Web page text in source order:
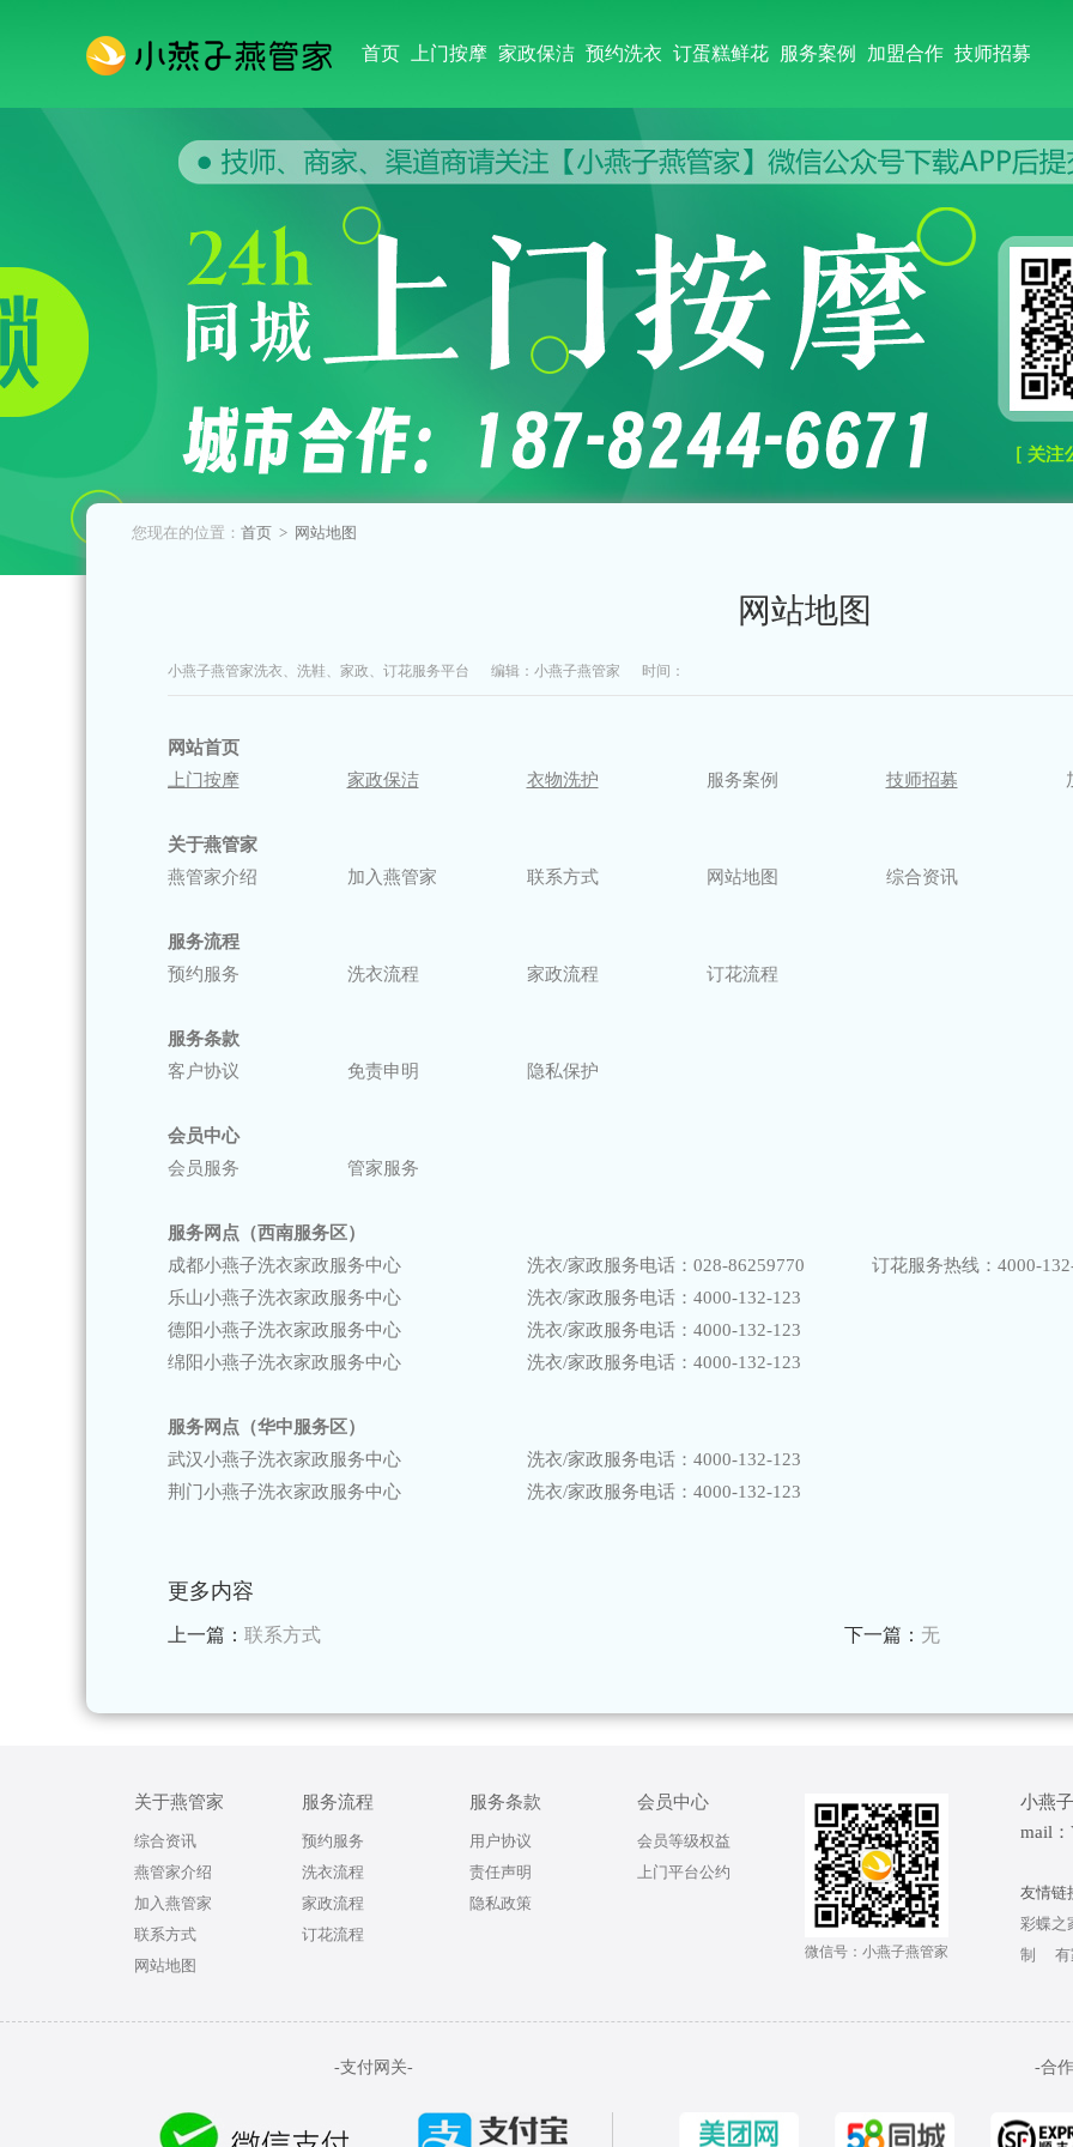
首页 上门按摩 家政保洁 预约洗衣 订蛋糕鲜花 服务案例 加盟合作 技师招募
您现在的位置： 首页 > 网站地图
网站地图
小燕子燕管家洗衣、洗鞋、家政、订花服务平台 编辑：小燕子燕管家 时间：
网站首页
上门按摩
家政保洁 衣物洗护 服务案例 技师招募
关于燕管家
燕管家介绍
加入燕管家 联系方式 网站地图 综合资讯
服务流程
预约服务
洗衣流程 家政流程 订花流程
服务条款
客户协议
免责申明 隐私保护
会员中心
会员服务
管家服务
服务网点（西南服务区）
成都小燕子洗衣家政服务中心 洗衣/家政服务电话：028-86259770 订花服务热线：4000-132-
乐山小燕子洗衣家政服务中心 洗衣/家政服务电话：4000-132-123
德阳小燕子洗衣家政服务中心 洗衣/家政服务电话：4000-132-123
绵阳小燕子洗衣家政服务中心 洗衣/家政服务电话：4000-132-123
服务网点（华中服务区）
武汉小燕子洗衣家政服务中心 洗衣/家政服务电话：4000-132-123
荆门小燕子洗衣家政服务中心 洗衣/家政服务电话：4000-132-123
更多内容
上一篇： 联系方式 下一篇： 无
关于燕管家
综合资讯
燕管家介绍
加入燕管家
联系方式
网站地图
服务流程
预约服务
洗衣流程
家政流程
订花流程
服务条款
用户协议
责任声明
隐私政策
会员中心
会员等级权益
上门平台公约
微信号：小燕子燕管家
小燕
mail
友情链
彩蝶之
制
-支付网关- -合